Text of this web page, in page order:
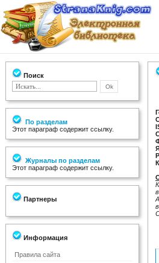
Поиск
По разделам
Этот параграф содержит ссылку.
Журналы по разделам
Этот параграф содержит ссылку.
Партнеры
Информация
Правила сайта